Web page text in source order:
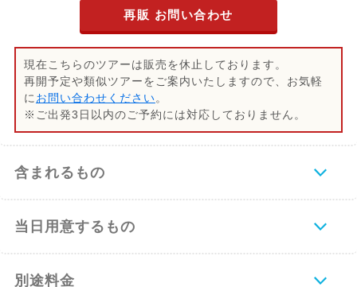
再販 お問い合わせ
現在こちらのツアーは販売を休止しております。
再開予定や類似ツアーをご案内いたしますので、お気軽
にお問い合わせください。
※ご出発3日以内のご予約には対応しておりません。
含まれるもの
当日用意するもの
別途料金